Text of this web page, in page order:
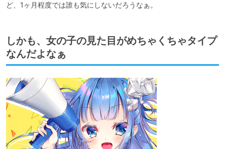
ど、1ヶ月程度では誰も気にしないだろうなぁ。
しかも、女の子の見た目がめちゃくちゃタイプ
なんだよなぁ